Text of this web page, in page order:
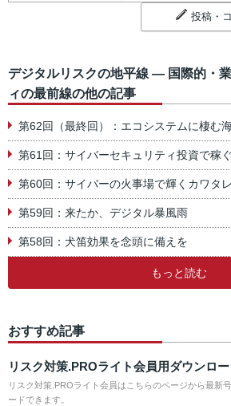
投稿・
デジタルリスクの地平線 ― 国際的・
ィの最前線の他の記事
第62回（最終回）：エコシステムに棲む
第61回：サイバーセキュリティ投資で稼ぐ
第60回：サイバーの火事場で輝くカワタ
第59回：来たか、デジタル暴風雨
第58回：犬笛効果を念頭に備えを
もっと読む
おすすめ記事
リスク対策.PROライト会員用ダウンロ
リスク対策.PROライト会員はこちらのページから最新
ードできます。